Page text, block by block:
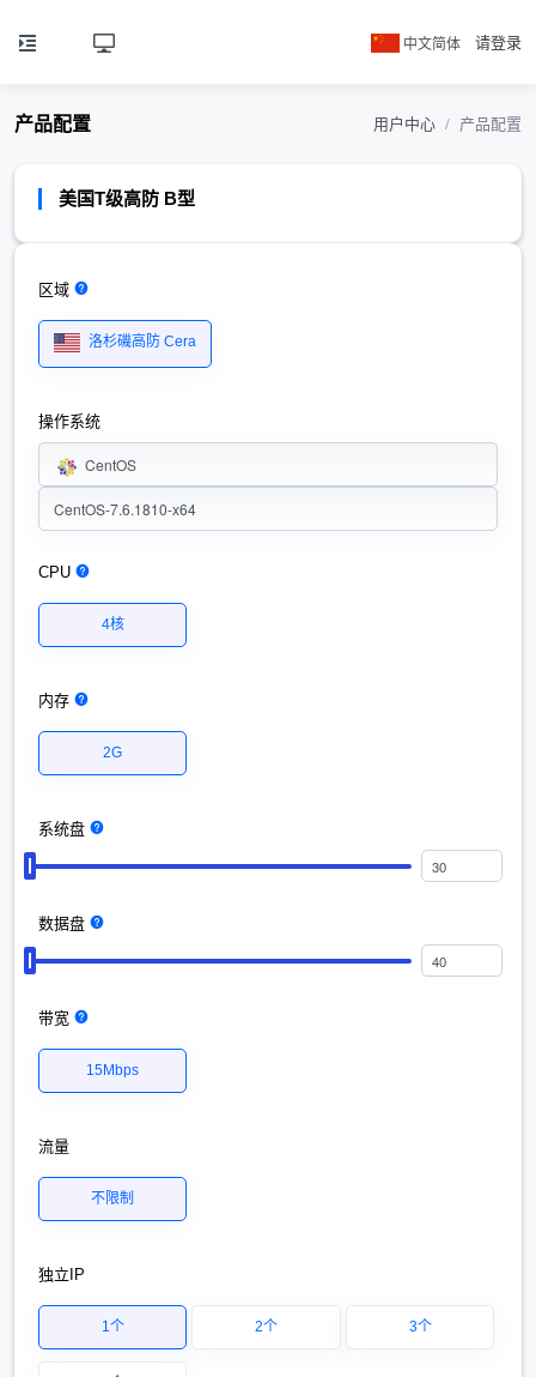
中文简体 请登录
产品配置 用户中心 产品配置
美国T级高防 B型
区域
洛杉磯高防 Cera
操作系统
CentOS
CentOS-7.6.1810-x64
CPU
4核
内存
2G
系统盘
数据盘
带宽
15Mbps
流量
不限制
独立IP
1个 2个 3个